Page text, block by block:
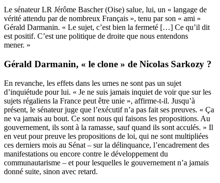
Le sénateur LR Jérôme Bascher (Oise) salue, lui, un « langage de
vérité attendu par de nombreux Français », tenu par son « ami »
Gérald Darmanin. « Le sujet, c’est bien la fermeté […] Ce qu’il dit
est positif. C’est une politique de droite que nous entendons
mener. »
Gérald Darmanin, « le clone » de Nicolas Sarkozy ?
En revanche, les effets dans les urnes ne sont pas un sujet
d’inquiétude pour lui. « Je ne suis jamais inquiet de voir que sur les
sujets régaliens la France peut être unie », affirme-t-il. Jusqu’à
présent, le sénateur juge que l’exécutif n’a pas fait ses preuves. « Ça
ne va jamais au bout. Ce sont nous qui faisons les propositions. Au
gouvernement, ils sont à la ramasse, sauf quand ils sont acculés. » Il
en veut pour preuve les propositions de loi, qui ne sont multipliées
ces derniers mois au Sénat – sur la délinquance, l’encadrement des
manifestations ou encore contre le développement du
communautarisme – et pour lesquelles le gouvernement n’a jamais
donné suite, sinon avec retard.